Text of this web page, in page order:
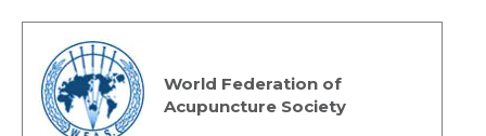
World Federation of
Acupuncture Society